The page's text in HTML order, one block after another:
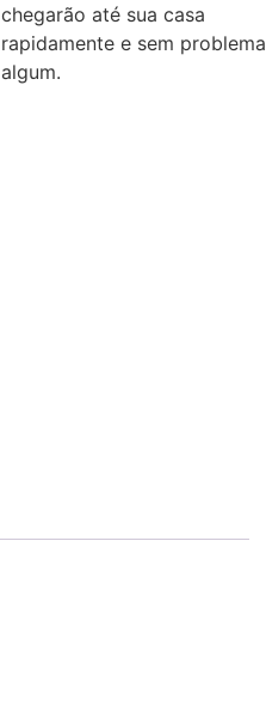
chegarão até sua casa
rapidamente e sem problema
algum.